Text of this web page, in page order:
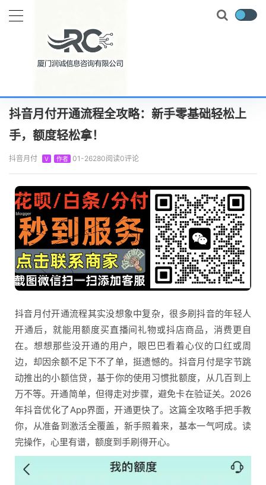
当前位置： 首页 知识百科
抖音月付开通流程全攻略：新手零基础轻松上
手，额度轻松拿！
抖音月付 V 作者 01-26280阅读0评论
抖音月付开通流程其实没想象中复杂，很多刷抖音的年轻人
开通后，就能用额度买直播间礼物或抖店商品，消费更自
在。想想那些没开通的用户，眼巴巴看着心仪的口红或周
边，却因余额不足下不了单，挺遗憾的。抖音月付是字节跳
动推出的小额信贷，基于你的使用习惯批额度，从几百到上
万不等。开通简单，但得走对步骤，避免卡在验证关。2026
年抖音优化了App界面，开通更快了。这篇全攻略手把手教
你，从准备到激活全覆盖，新手照着来，基本一气呵成。读
完操作，心里有谱，额度到手刷得开心。